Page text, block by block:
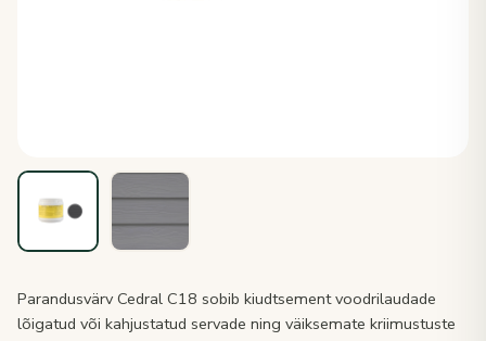
Parandusvärv Cedral C18 sobib kiudtsement voodrilaudade
lõigatud või kahjustatud servade ning väiksemate kriimustuste